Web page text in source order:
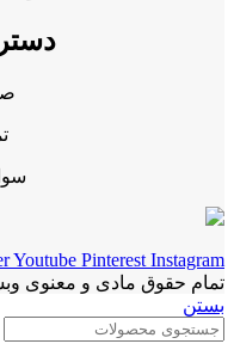
Youtube Pinterest Instagram
تمام حقوق مادی و معنوی
بستن